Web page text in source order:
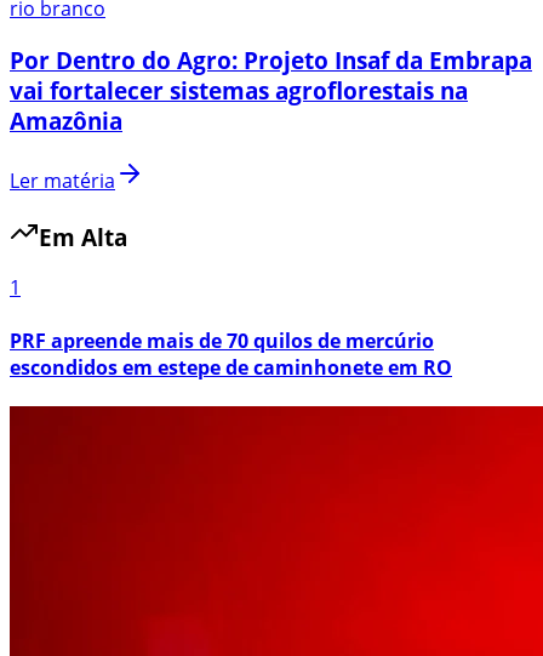
rio branco
Por Dentro do Agro: Projeto Insaf da Embrapa
vai fortalecer sistemas agroflorestais na
Amazônia
Ler matéria
Em Alta
1
PRF apreende mais de 70 quilos de mercúrio
escondidos em estepe de caminhonete em RO